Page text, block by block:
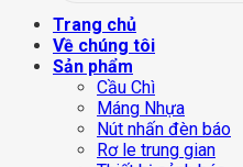
Trang chủ
Về chúng tôi
Sản phẩm
Cầu Chì
Máng Nhựa
Nút nhấn đèn báo
Rơ le trung gian